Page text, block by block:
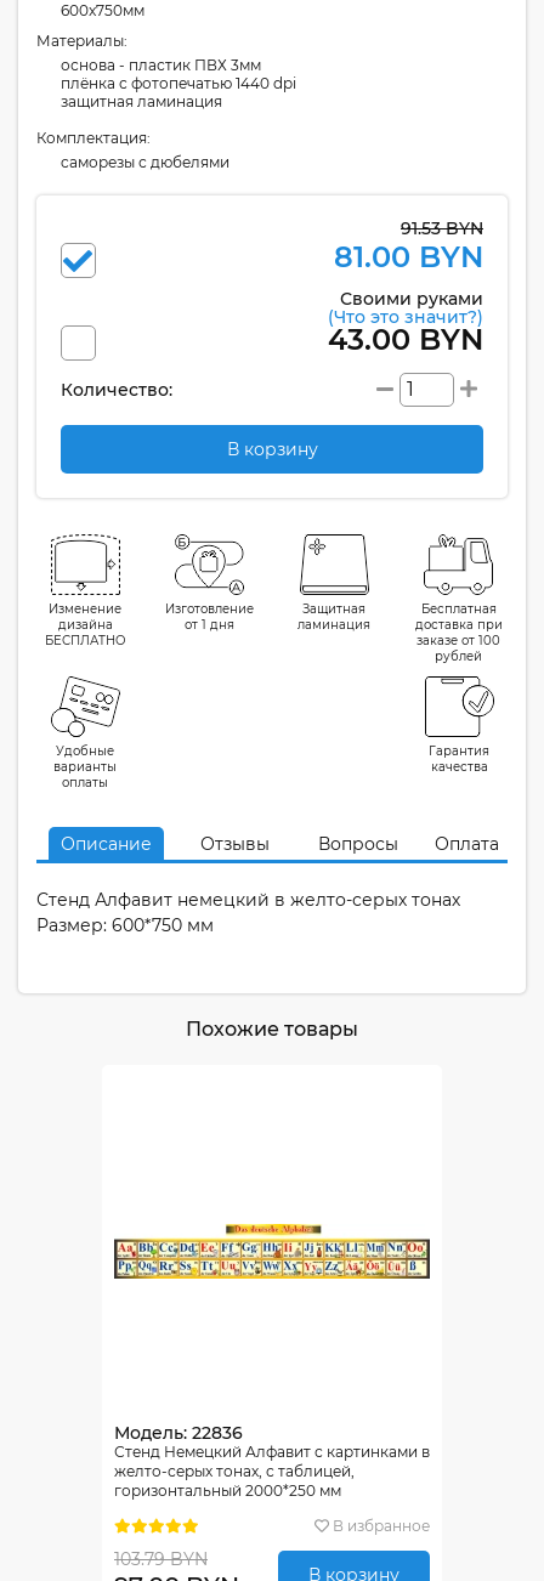
600x750мм
Материалы:
основа - пластик ПВХ 3мм
плёнка с фотопечатью 1440 dpi
защитная ламинация
Комплектация:
cаморезы с дюбелями
91.53 BYN
81.00 BYN
Своими руками
(Что это значит?)
43.00 BYN
Количество:
В корзину
Изменение
дизайна
БЕСПЛАТНО
Изготовление
от 1 дня
Защитная
ламинация
Бесплатная
доставка при
заказе от 100
рублей
Удобные
варианты
оплаты
Гарантия
качества
Описание Отзывы Вопросы Оплата
Стенд Алфавит немецкий в желто-серых тонах
Размер: 600*750 мм
Похожие товары
Модель: 22836
Стенд Немецкий Алфавит с картинками в
желто-серых тонах, с таблицей,
горизонтальный 2000*250 мм
В избранное
103.79 BYN
В корзину